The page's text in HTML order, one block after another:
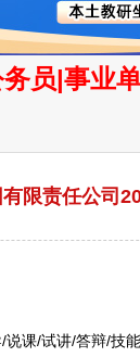
限责任公司
课/试讲/答辩/技